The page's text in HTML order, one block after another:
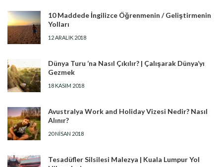
10 Maddede İngilizce Öğrenmenin / Geliştirmenin
Yolları
12 ARALIK 2018
Dünya Turu ‘na Nasıl Çıkılır? | Çalışarak Dünya’yı
Gezmek
18 KASIM 2018
Avustralya Work and Holiday Vizesi Nedir? Nasıl
Alınır?
20 NISAN 2018
Tesadüfler Silsilesi Malezya | Kuala Lumpur Yol